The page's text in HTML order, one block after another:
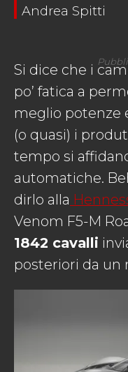
Andrea Spitti
Si dice che i
po’ fatica a
meglio potenze
(o quasi) i
tempo si
automatiche.
dirlo alla
Venom F5-M
1842 cavalli
posteriori da un